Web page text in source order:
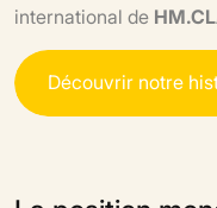
international de
Découvrir notre his